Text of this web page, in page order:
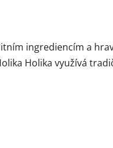
ingrediencím a
Holika využívá